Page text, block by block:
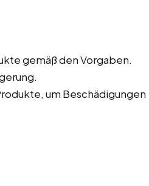
gemäß den Vorgaben.
um Beschädigungen